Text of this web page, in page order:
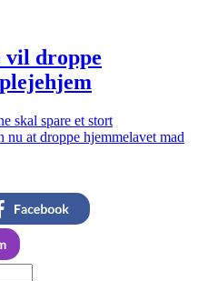
vil droppe
skal spare et stort
at droppe hjemmelavet mad